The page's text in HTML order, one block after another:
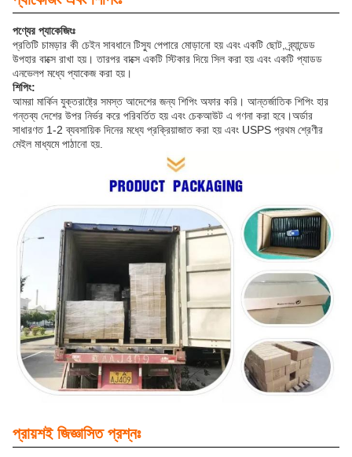
পণ্যের প্যাকেজিংঃ
প্রতিটি চামড়ার কী চেইন সাবধানে টিস্যু পেপারে মোড়ানো হয় এবং একটি ছোট, ব্র্যান্ডেড
উপহার বাক্সে রাখা হয়। তারপর বাক্সে একটি স্টিকার দিয়ে সিল করা হয় এবং একটি প্যাডড
এনভেলপ মধ্যে প্যাকেজ করা হয়।
শিপিং:
আমরা মার্কিন যুক্তরাষ্ট্রে সমস্ত আদেশের জন্য শিপিং অফার করি। আন্তর্জাতিক শিপিং হার
গন্তব্য দেশের উপর নির্ভর করে পরিবর্তিত হয় এবং চেকআউট এ গণনা করা হবে।অর্ডার
সাধারণত 1-2 ব্যবসায়িক দিনের মধ্যে প্রক্রিয়াজাত করা হয় এবং USPS প্রথম শ্রেণীর
মেইল মাধ্যমে পাঠানো হয়.
প্রায়শই জিজ্ঞাসিত প্রশ্নঃ